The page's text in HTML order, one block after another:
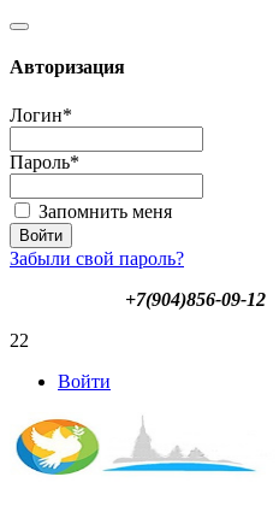
Авторизация
Логин*
Пароль*
Запомнить меня
Забыли свой пароль?
+7(904)856-09-12
22
Войти